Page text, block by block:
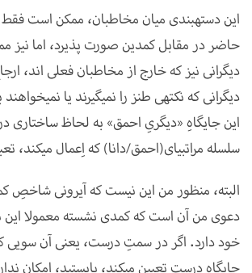
این دسته­بندی میان مخاطبان، ممکن است
حاضر در مقابل کمدین صورت پذیرد، اما نیز
دیگرانی نیز که خارج از مخاطبان فعلی اند،
دیگرانی که نکته­ی طنز را نمی­گیرند یا
این جایگاهِ «دیگریِ احمق» به لحاظ ساختاری
سلسله مراتبی­ای(احمق/دانا) که اِعمال می­کند،
البته، منظور من این نیست که آیرونی
دعوی من آن است که کمدی نشسته معمولا این
خود دارد. اگر در سمتِ درست، یعنی آن سویی
جایگاه درست تعیین می­کند، بایستید، امکان